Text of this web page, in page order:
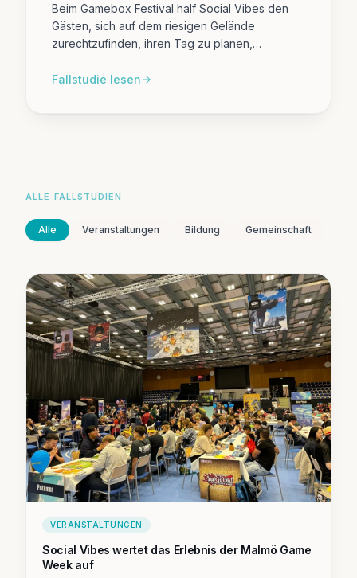
Beim Gamebox Festival half Social Vibes den
Gästen, sich auf dem riesigen Gelände
zurechtzufinden, ihren Tag zu planen,
durch Quests und geteilte Inhalte stärker als Teil
Fallstudie lesen
ALLE FALLSTUDIEN
Alle Veranstaltungen Bildung Gemeinschaft
VERANSTALTUNGEN
Social Vibes wertet das Erlebnis der Malmö Game
Week auf